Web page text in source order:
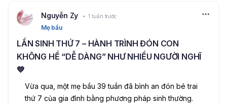
Nguyễn Zy 1 tuần trước
Mẹ bầu
LẦN SINH THỨ 7 – HÀNH TRÌNH ĐÓN CON
KHÔNG HỀ “DỄ DÀNG” NHƯ NHIỀU NGƯỜI NGHĨ
💙
Vừa qua, một mẹ bầu 39 tuần đã bình an đón bé trai
thứ 7 của gia đình bằng phương pháp sinh thường.